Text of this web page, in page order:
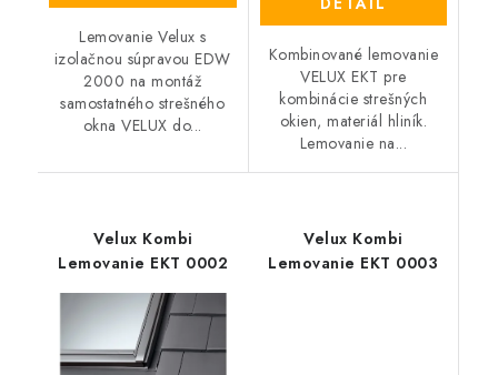
Lemovanie Velux s
izolačnou súpravou EDW
2000 na montáž
samostatného strešného
okna VELUX do...
Kombinované lemovanie
VELUX EKT pre
kombinácie strešných
okien, materiál hliník.
Lemovanie na...
Velux Kombi
Lemovanie EKT 0002
Velux Kombi
Lemovanie EKT 0003